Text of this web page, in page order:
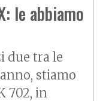
le abbiamo
due tra le
stiamo
702, in